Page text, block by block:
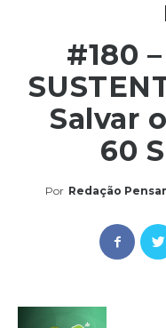
#180
Salvar
60
Por Redação